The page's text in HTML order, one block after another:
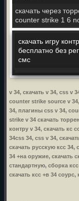
скачать через
counter strike 1 6
скачать игру
бесплатно без
смс
v 34, скачать v 34, css v
counter strike source v
34, плагины css v 34,
strike v 34 скачать
контру v 34, скачать кс
34css 34, css v 34,
скачать русскую ксс 34,
34 +на оружие, скачать
стандартную, сборка
скачать ксс +в 34 соурс,